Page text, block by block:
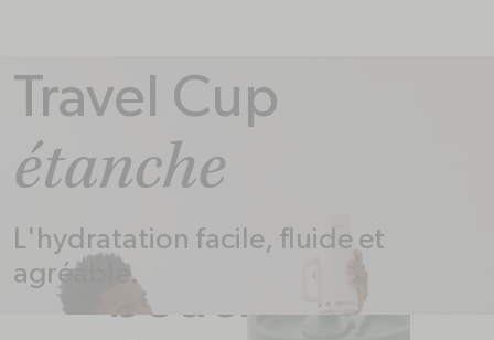
Travel Cup
étanche
L'hydratation facile, fluide et
agréable.
Le
bouchon